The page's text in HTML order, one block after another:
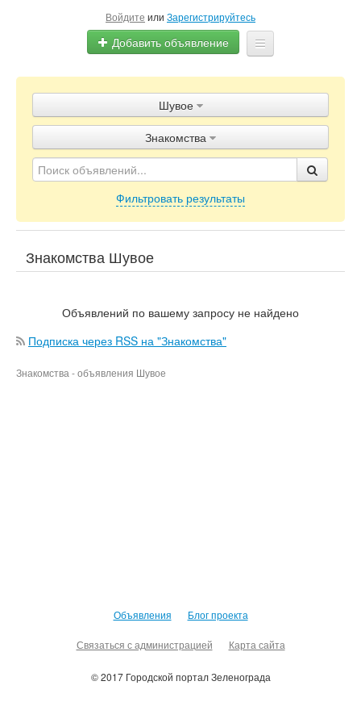
Войдите или Зарегистрируйтесь
Добавить объявление
Объявления
Блог
Шувое
Знакомства
Фильтровать результаты
Знакомства Шувое
Объявлений по вашему запросу не найдено
Подписка через RSS на "Знакомства"
Знакомства - объявления Шувое
Объявления Блог проекта
Связаться с администрацией Карта сайта
© 2017 Городской портал Зеленограда